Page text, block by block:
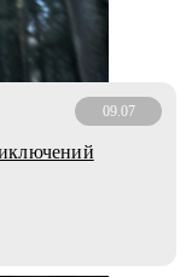
09.07